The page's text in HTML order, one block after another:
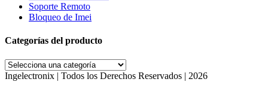
Soporte Remoto
Bloqueo de Imei
Categorías del producto
Ingelectronix | Todos los Derechos Reservados | 2026